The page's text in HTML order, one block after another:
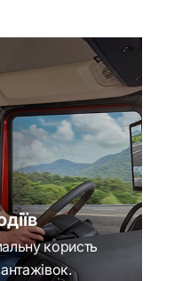
користь